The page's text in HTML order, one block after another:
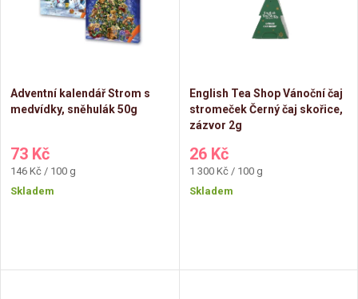
p
r
o
u
s
p
r
o
Adventní kalendář Strom s
medvídky, sněhulák 50g
73 Kč
Měrná
cena:
146 Kč / 100 g
Skladem
English Tea Shop Vánoční čaj
stromeček Černý čaj skořice,
zázvor 2g
26 Kč
Měrná
cena:
1 300 Kč / 100 g
Skladem